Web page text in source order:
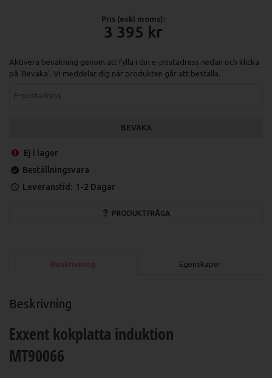
Pris (exkl moms):
3 395
Ej i lager
Beställningsvara
Leveranstid: 1-2 Dagar
PRODUKTFRÅGA
Aktivera bevakning genom att fylla i din e-postadress nedan och klicka
på 'Bevaka'. Vi meddelar dig när produkten går att beställa.
BEVAKA
Beskrivning Egenskaper
Beskrivning
Exxent kokplatta induktion
MT90066